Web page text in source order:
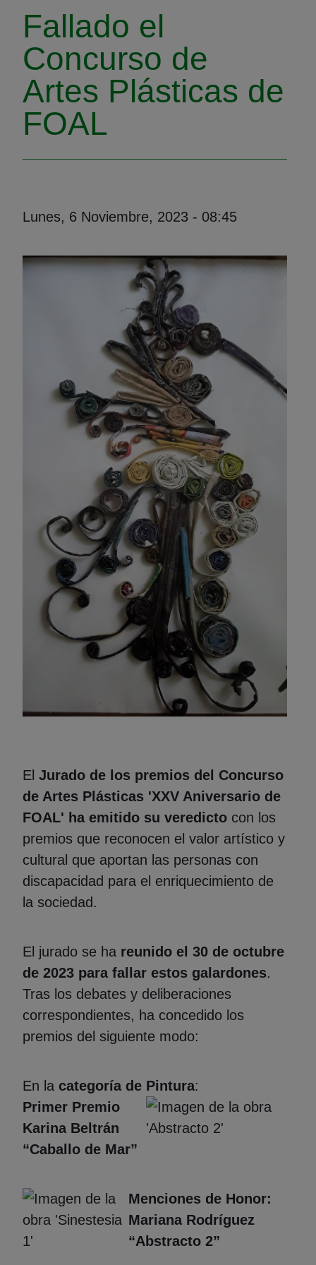
Fallado el
Concurso de
Artes Plásticas de
FOAL
Lunes, 6 Noviembre, 2023 - 08:45
El Jurado de los premios del Concurso
de Artes Plásticas 'XXV Aniversario de
FOAL' ha emitido su veredicto con los
premios que reconocen el valor artístico y
cultural que aportan las personas con
discapacidad para el enriquecimiento de
la sociedad.
El jurado se ha reunido el 30 de octubre
de 2023 para fallar estos galardones.
Tras los debates y deliberaciones
correspondientes, ha concedido los
premios del siguiente modo:
En la categoría de Pintura:
Primer Premio
Karina Beltrán
“Caballo de Mar”
Menciones de Honor:
Mariana Rodríguez
“Abstracto 2”